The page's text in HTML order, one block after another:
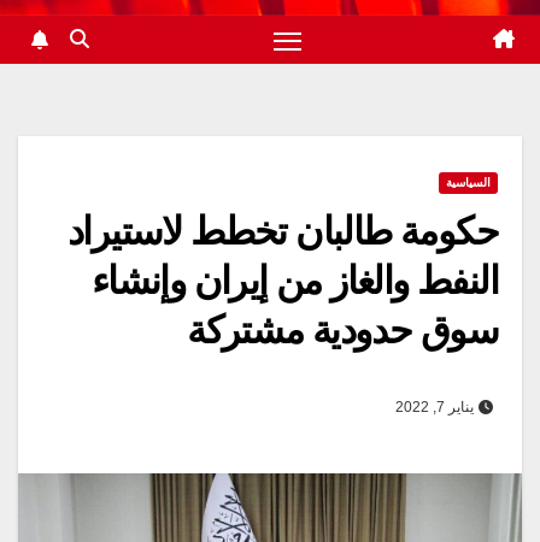
السياسية
حكومة طالبان تخطط لاستيراد
النفط والغاز من إيران وإنشاء
سوق حدودية مشتركة
يناير 7, 2022